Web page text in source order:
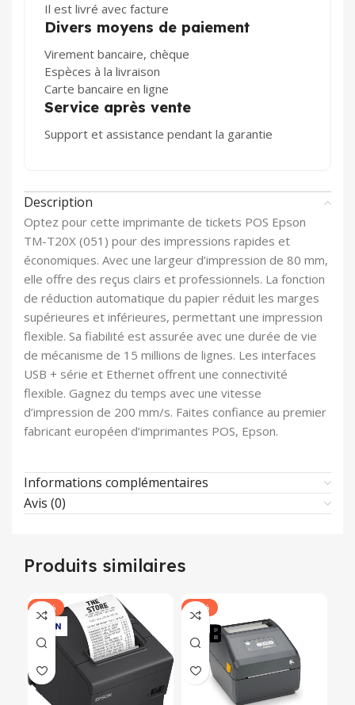
Il est livré avec facture
Divers moyens de paiement
Virement bancaire, chèque
Espèces à la livraison
Carte bancaire en ligne
Service après vente
Support et assistance pendant la garantie
Description
Optez pour cette imprimante de tickets POS Epson
TM-T20X (051) pour des impressions rapides et
économiques. Avec une largeur d’impression de 80 mm,
elle offre des reçus clairs et professionnels. La fonction
de réduction automatique du papier réduit les marges
supérieures et inférieures, permettant une impression
flexible. Sa fiabilité est assurée avec une durée de vie
de mécanisme de 15 millions de lignes. Les interfaces
USB + série et Ethernet offrent une connectivité
flexible. Gagnez du temps avec une vitesse
d’impression de 200 mm/s. Faites confiance au premier
fabricant européen d’imprimantes POS, Epson.
Informations complémentaires
Avis (0)
Produits similaires
-11% -15%